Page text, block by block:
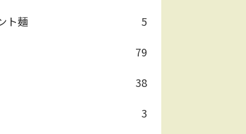
ト麺
5
79
38
3